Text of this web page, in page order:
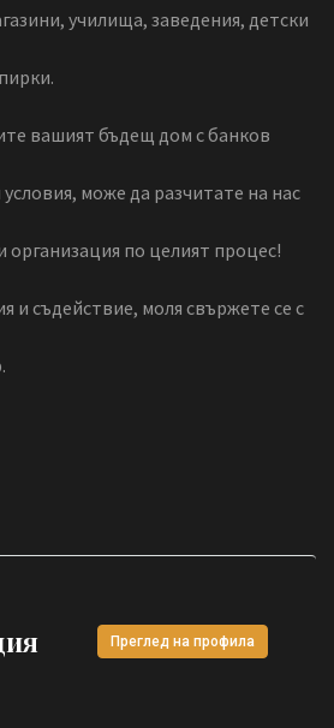
училища, заведения, детски
вашият бъдещ дом с банков
може да разчитате на нас
организация по целият процес!
и съдействие, моля свържете се с
Преглед на профила